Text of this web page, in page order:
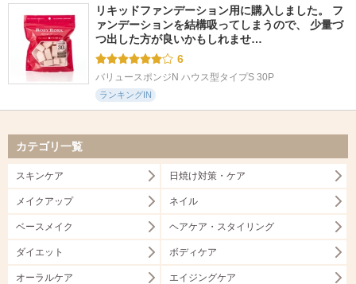
リキッドファンデーション用に購入しました。 フ
ァンデーションを結構吸ってしまうので、 少量づ
つ出した方が良いかもしれませ…
6
バリュースポンジN ハウス型タイプS 30P
ランキングIN
カテゴリ一覧
スキンケア 日焼け対策・ケア
メイクアップ ネイル
ベースメイク ヘアケア・スタイリング
ダイエット ボディケア
オーラルケア エイジングケア